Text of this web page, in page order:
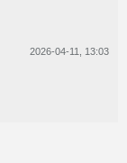
2026-04-11, 13:03